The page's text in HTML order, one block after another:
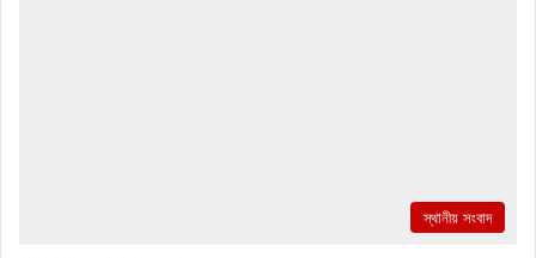
স্থানীয় সংবাদ